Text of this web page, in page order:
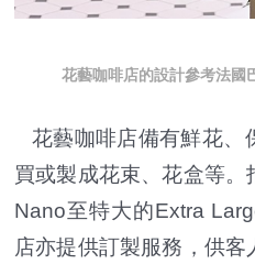
花藝咖啡店的設計參考法國
花藝咖啡店備有鮮花、
買或製成花束、花盒等
Nano至特大的Extra
店亦提供訂製服務，供